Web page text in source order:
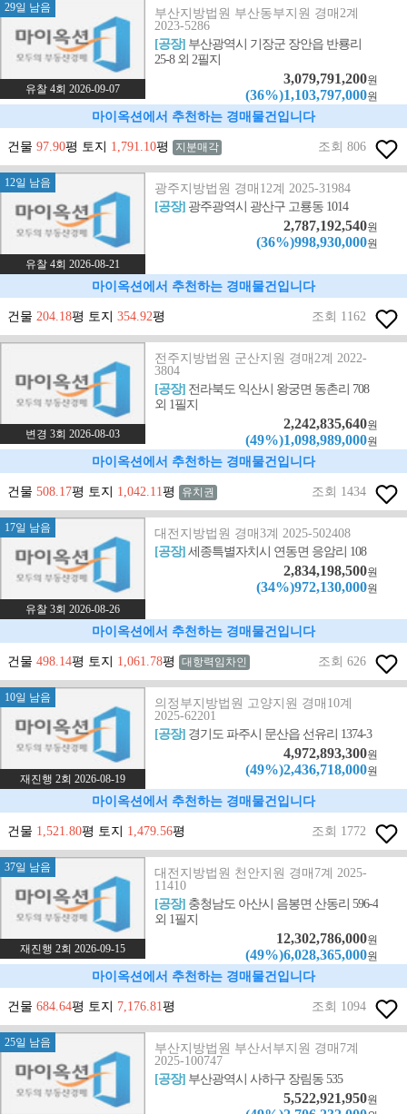
29일 남음
유찰 4회 2026-09-07
부산지방법원 부산동부지원 경매2계
2023-5286
[공장] 부산광역시 기장군 장안읍 반룡리
25-8 외 2필지
3,079,791,200원
(36%)1,103,797,000원
마이옥션에서 추천하는 경매물건입니다
건물 97.90평 토지 1,791.10평 지분매각 조회 806
12일 남음
유찰 4회 2026-08-21
광주지방법원 경매12계 2025-31984
[공장] 광주광역시 광산구 고룡동 1014
2,787,192,540원
(36%)998,930,000원
마이옥션에서 추천하는 경매물건입니다
건물 204.18평 토지 354.92평 조회 1162
변경 3회 2026-08-03
전주지방법원 군산지원 경매2계 2022-
3804
[공장] 전라북도 익산시 왕궁면 동촌리 708
외 1필지
2,242,835,640원
(49%)1,098,989,000원
마이옥션에서 추천하는 경매물건입니다
건물 508.17평 토지 1,042.11평 유치권 조회 1434
17일 남음
유찰 3회 2026-08-26
대전지방법원 경매3계 2025-502408
[공장]세종특별자치시 연동면 응암리 108
2,834,198,500원
(34%)972,130,000원
마이옥션에서 추천하는 경매물건입니다
건물 498.14평 토지 1,061.78평 대항력임차인 조회 626
10일 남음
재진행 2회 2026-08-19
의정부지방법원 고양지원 경매10계
2025-62201
[공장] 경기도 파주시 문산읍 선유리 1374-3
4,972,893,300원
(49%)2,436,718,000원
마이옥션에서 추천하는 경매물건입니다
건물 1,521.80평 토지 1,479.56평 조회 1772
37일 남음
재진행 2회 2026-09-15
대전지방법원 천안지원 경매7계 2025-
11410
[공장] 충청남도 아산시 음봉면 산동리 596-4
외 1필지
12,302,786,000원
(49%)6,028,365,000원
마이옥션에서 추천하는 경매물건입니다
건물 684.64평 토지 7,176.81평 조회 1094
25일 남음
부산지방법원 부산서부지원 경매7계
2025-100747
[공장] 부산광역시 사하구 장림동 535
5,522,921,950원